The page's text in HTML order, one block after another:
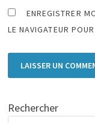
ENREGISTRER
LE NAVIGATEUR
Rechercher